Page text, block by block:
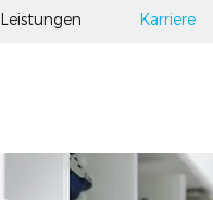
Leistungen Karriere